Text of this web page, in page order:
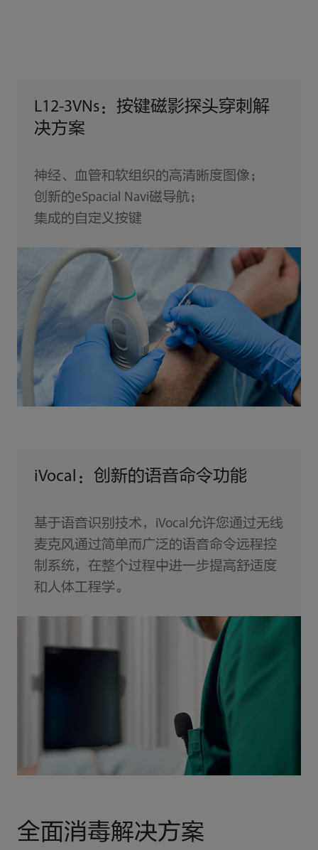
L12-3VNs：按键磁影探头穿刺解
决方案
神经、血管和软组织的高清晰度图像；
创新的eSpacial Navi磁导航；
集成的自定义按键
iVocal：创新的语音命令功能
基于语音识别技术，iVocal允许您通过无线
麦克风通过简单而广泛的语音命令远程控
制系统，在整个过程中进一步提高舒适度
和人体工程学。
全面消毒解决方案